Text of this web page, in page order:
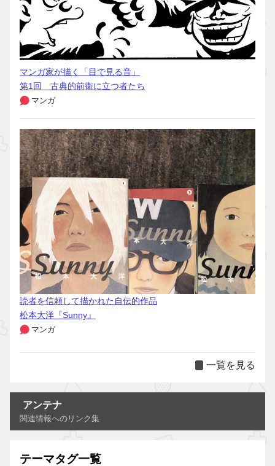
マンガ家が描く「目で見る音」
第1回 古典的前衛に立つ者たち
マンガ
読者を信頼して描かれた自伝的作品
松本大洋『Sunny』
マンガ
一覧を見る
アンテナ
関連情報へのリンク集
テーマタグ一覧